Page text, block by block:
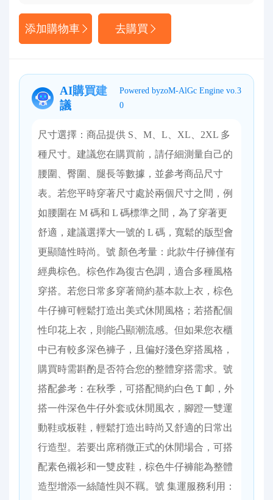
添加購物車 去購買
AI購買建
議
Powered byzoM-AlGc Engine vo.3
0
尺寸選擇：商品提供 S、M、L、XL、2XL 多
種尺寸。建議您在購買前，請仔細測量自己的
腰圍、臀圍、腿長等數據，並參考商品尺寸
表。若您平時穿著尺寸處於兩個尺寸之間，例
如腰圍在 M 碼和 L 碼標準之間，為了穿著更
舒適，建議選擇大一號的 L 碼，寬鬆的版型會
更顯隨性時尚。號 顏色考量：此款牛仔褲僅有
經典棕色。棕色作為復古色調，適合多種風格
穿搭。若您日常多穿著簡約基本款上衣，棕色
牛仔褲可輕鬆打造出美式休閒風格；若搭配個
性印花上衣，則能凸顯潮流感。但如果您衣櫃
中已有較多深色褲子，且偏好淺色穿搭風格，
購買時需斟酌是否符合您的整體穿搭需求。號
搭配參考：在秋季，可搭配簡約白色 T 卹，外
搭一件深色牛仔外套或休閒風衣，腳蹬一雙運
動鞋或板鞋，輕鬆打造出時尚又舒適的日常出
行造型。若要出席稍微正式的休閒場合，可搭
配素色襯衫和一雙皮鞋，棕色牛仔褲能為整體
造型增添一絲隨性與不羈。號 集運服務利用：